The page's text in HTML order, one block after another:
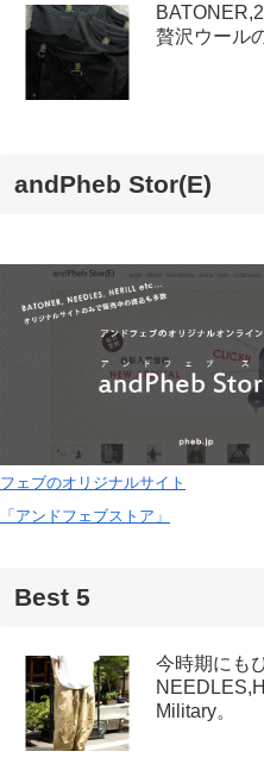
贅沢ウール
andPheb Stor(E)
フェブのオリジナルサイト
「アンドフェブストア」
Best 5
今時期にも
Military。